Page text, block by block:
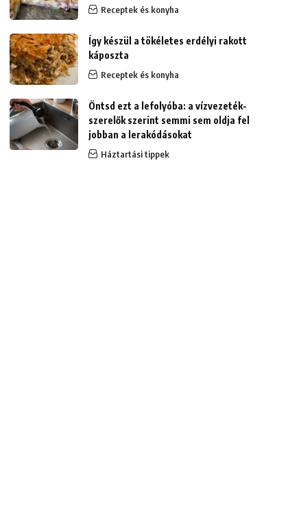
Receptek és konyha
Így készül a tökéletes erdélyi rakott
káposzta
Receptek és konyha
Öntsd ezt a lefolyóba: a vízvezeték-
szerelők szerint semmi sem oldja fel
jobban a lerakódásokat
Háztartási tippek